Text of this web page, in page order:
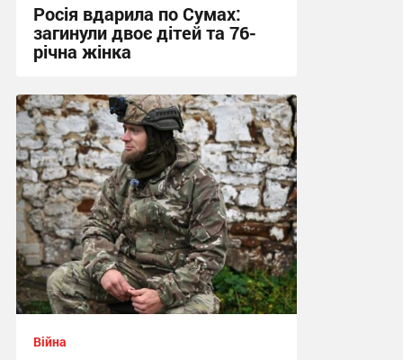
Росія вдарила по Сумах:
загинули двоє дітей та 76-
річна жінка
21:12 вчора
Війна